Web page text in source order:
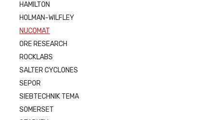
HAMILTON
HOLMAN-WILFLEY
NUCOMAT
ORE RESEARCH
ROCKLABS
SALTER CYCLONES
SEPOR
SIEBTECHNIK TEMA
SOMERSET